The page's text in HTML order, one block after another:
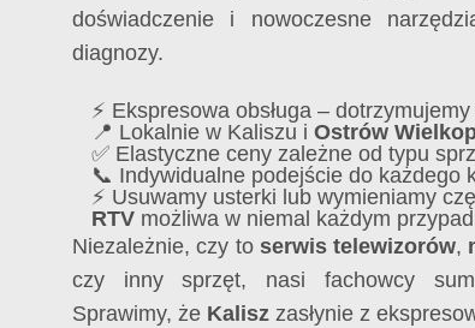
doświadczenie i nowoczesne
diagnozy.
⚡ Ekspresowa obsługa –
📍 Lokalnie w Kaliszu i Ostrów
✅ Elastyczne ceny zależne od typu
📞 Indywidualne podejście do każdego
⚡ Usuwamy usterki lub wymieniamy
RTV możliwa w niemal każdym
Niezależnie, czy to serwis telewizorów,
czy inny sprzęt, nasi fachowcy
Sprawimy, że Kalisz zasłynie z